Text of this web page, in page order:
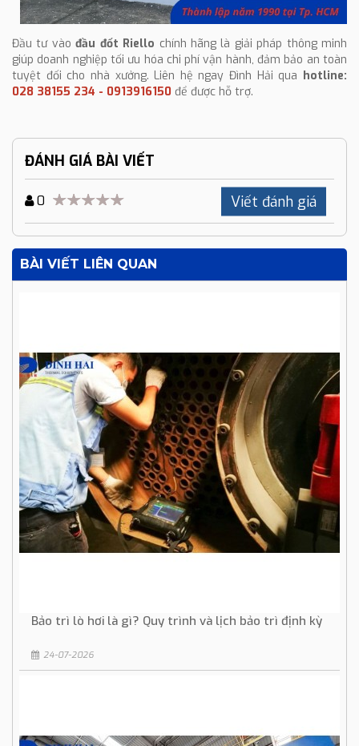
Đầu tư vàođầu đốt Riello chính hãng là giải pháp thông minh
giúp doanh nghiệp tối ưu hóa chi phí vận hành, đảm bảo an toàn
tuyệt đối cho nhà xưởng. Liên hệ ngay Đình Hải qua hotline:
028 38155 234 - 0913916150 để được hỗ trợ.
ĐÁNH GIÁ BÀI VIẾT
0 Viết đánh giá
BÀI VIẾT LIÊN QUAN
Bảo trì lò hơi là gì? Quy trình và lịch bảo trì định kỳ
24-07-2026